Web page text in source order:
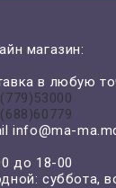
магазин:
в любую
info@ma-
до 18-00
суббота,